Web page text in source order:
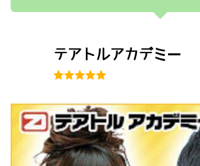
テアトルアカデミー